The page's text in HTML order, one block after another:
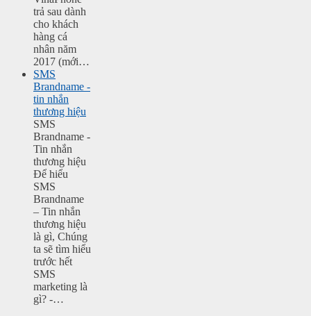
trả sau dành
cho khách
hàng cá
nhân năm
2017 (mới…
SMS
Brandname -
tin nhắn
thương hiệu
SMS
Brandname -
Tin nhắn
thương hiệu
Để hiểu
SMS
Brandname
– Tin nhắn
thương hiệu
là gì, Chúng
ta sẽ tìm hiểu
trước hết
SMS
marketing là
gì? -…